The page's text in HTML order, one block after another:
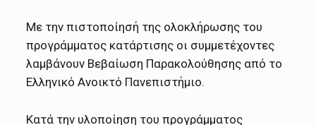
Με την πιστοποίησή της ολοκλήρωσης του
προγράμματος κατάρτισης οι συμμετέχοντες
λαμβάνουν Βεβαίωση Παρακολούθησης από το
Ελληνικό Ανοικτό Πανεπιστήμιο.
Κατά την υλοποίηση του προγράμματος